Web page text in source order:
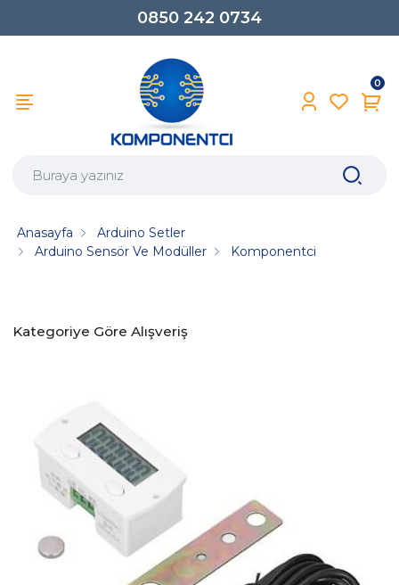
0850 242 0734
0
Anasayfa
Arduino Setler
Arduino Sensör Ve Modüller
Komponentci
Kategoriye Göre Alışveriş